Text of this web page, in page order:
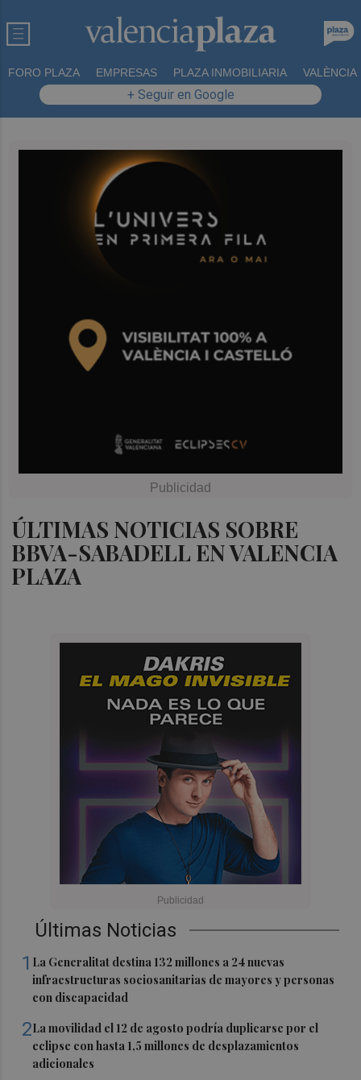
FORO PLAZA EMPRESAS PLAZA INMOBILIARIA VALÈNCIA
+ Seguir en Google
ÚLTIMAS NOTICIAS SOBRE
BBVA-SABADELL EN VALENCIA
PLAZA
Últimas Noticias
1 La Generalitat destina 132 millones a 24 nuevas
infraestructuras sociosanitarias de mayores y personas
con discapacidad
2La movilidad el 12 de agosto podría duplicarse por el
eclipse con hasta 1,5 millones de desplazamientos
adicionales